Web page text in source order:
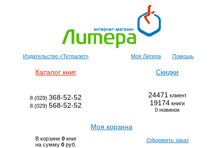
Издательство «Тетралит» Моя Литера Помощь
Каталог книг Скидки
8 (029) 368-52-52
8 (029) 568-52-52
24471 клиент
19174 книги
0 новинок
Моя корзина
В корзине 0книг
на сумму 0 руб.
Оформить заказ